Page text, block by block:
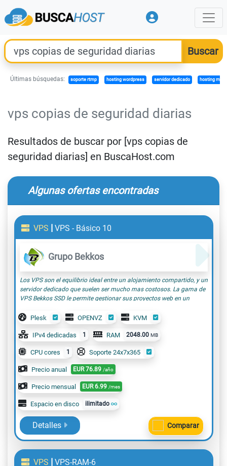
Últimas búsquedas: soporte rtmp hosting wordpress servidor dedicado hosting
vps copias de seguridad diarias
Resultados de buscar por [vps copias de
seguridad diarias] en BuscaHost.com
Algunas ofertas encontradas
VPS | VPS - Básico 10
Grupo Bekkos
Los VPS son el equilibrio ideal entre un alojamiento compartido, y un
servidor dedicado que suelen ser mucho mas costosos. La gama de
VPS Bekkos SSD le permite gestionar sus proyectos web en un
un potente panel de control, sencillo y rápido. El VPS Básico 10, tiene
la potencia suficiente para albergar pequeños proyectos, por
ejemplo proyectos educativos(para institutos, academias,
con una media de visitas moderadas, en definitiva, cualquier
compartido y necesite de varias webs o incluso para revendedores
Plesk OPENVZ KVM
IPv4 dedicadas 1 RAM 2048.00 MB
CPU cores 1 Soporte 24x7x365
Precio anual EUR 76.89 /año
Precio mensual EUR 6.99 /mes
Espacio en disco ilimitado
Detalles Comparar
VPS | VPS-RAM-6